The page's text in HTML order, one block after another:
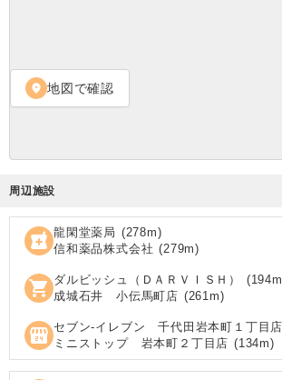
location_on 地図で確認
周辺施設
local_pharmacy 龍閑堂薬局 (278m)
信和薬品株式会社 (279m)
shopping_cart ダルビッシュ（ＤＡＲＶＩＳＨ） (194
成城石井 小伝馬町店 (261m)
local_convenience_store セブン‐イレブン 千代田岩本町１丁目店
ミニストップ 岩本町２丁目店 (134m)